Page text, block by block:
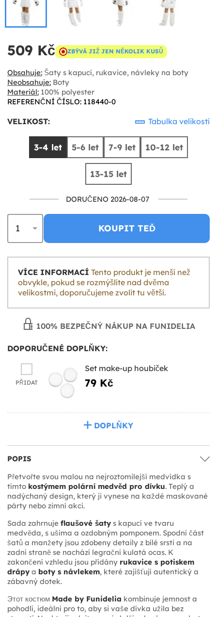
509 Kč ZBÝVÁ JIŽ JEN NĚKOLIK KUSŮ
Obsahuje: Šaty s kapucí, rukavice, návleky na boty
Neobsahuje: Boty
Materiál: 100% polyester
REFERENČNÍ ČÍSLO: 118440-0
VELIKOST: Tabulka velikostí
3-4 let 5-6 let 7-9 let 10-12 let
13-15 let
DORUČENO 2026-08-07
KOUPIT TEĎ
VÍCE INFORMACÍ
obvykle, pokud se rozmýšlíte nad dvěma
velikostmi, doporučujeme zvolit tu větší.
100% BEZPEČNÝ NÁKUP NA FUNIDELIA
DOPORUČENÉ DOPLŇKY:
PŘIDAT
Set make-up houbiček
79 Kč
DOPLŇKY
POPIS
Přetvořte svou malou na nejroztomilejší medvídka s
tímto kostýmem polární medvěd pro dívku. Teplý a
nadýchaný design, který ji vynese na každé maskované
párty nebo zimní akci.
Sada zahrnuje flaušové šaty s kapucí ve tvaru
medvěda, s ušima a ozdobným pomponem. Spodní část
šatů a manžety jsou zdobeny detaily z bílé srsti a na
zadní straně se nachází legrační kulatá ocas. K
zakončení vzhledu jsou přidány rukavice s potiskem
drápy a boty s návlekem, které zajišťují autentický a
zábavný dotek.
Этот костюм Made by Funidelia kombinuje jemnost a
pohodlí, ideální pro to, aby si vaše dívka užila bez